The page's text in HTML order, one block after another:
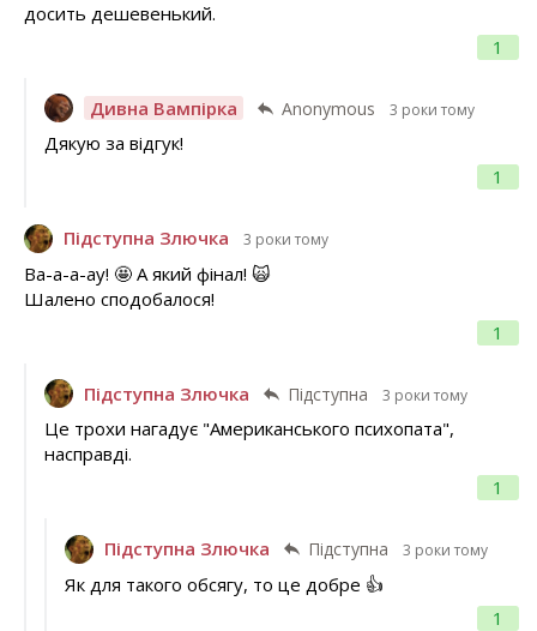
1
досить дешевенький.
Дивна Вампірка Anonymous 3 роки тому
1
Дякую за відгук!
Підступна Злючка 3 роки тому
1
Ва-а-а-ау! 🤩 А який фінал! 🙀
Шалено сподобалося!
Підступна Злючка Підступна 3 роки тому
1
Це трохи нагадує "Американського психопата",
насправді.
Підступна Злючка Підступна 3 роки тому
1
Як для такого обсягу, то це добре 👍